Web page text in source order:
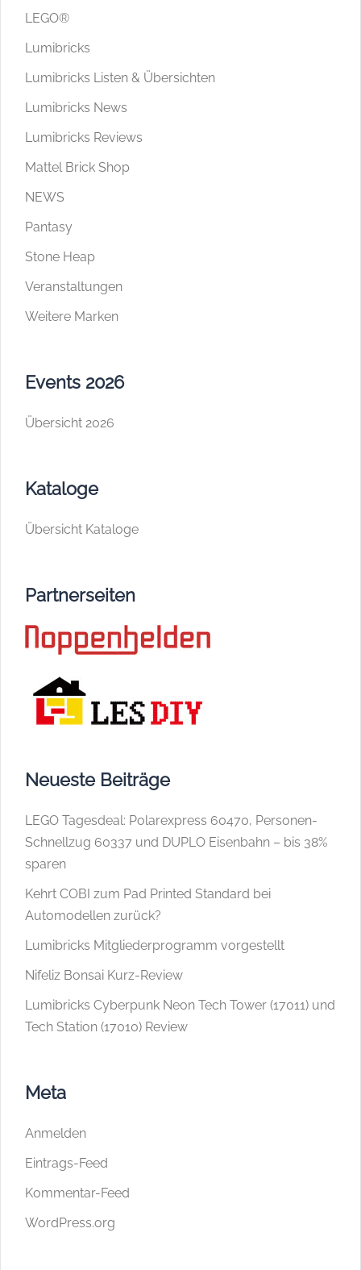
LEGO®
Lumibricks
Lumibricks Listen & Übersichten
Lumibricks News
Lumibricks Reviews
Mattel Brick Shop
NEWS
Pantasy
Stone Heap
Veranstaltungen
Weitere Marken
Events 2026
Übersicht 2026
Kataloge
Übersicht Kataloge
Partnerseiten
Neueste Beiträge
LEGO Tagesdeal: Polarexpress 60470, Personen-
Schnellzug 60337 und DUPLO Eisenbahn – bis 38%
sparen
Kehrt COBI zum Pad Printed Standard bei
Automodellen zurück?
Lumibricks Mitgliederprogramm vorgestellt
Nifeliz Bonsai Kurz-Review
Lumibricks Cyberpunk Neon Tech Tower (17011) und
Tech Station (17010) Review
Meta
Anmelden
Eintrags-Feed
Kommentar-Feed
WordPress.org